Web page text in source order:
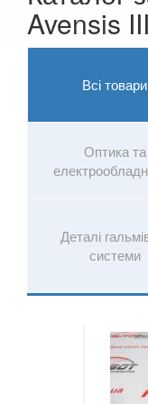
Prius IV
RAV4 IV
Supra IV
Yaris III (P13,
Tundra III
VOLVO
Avensis
Всі товари
Оптика та
Деталі
системи